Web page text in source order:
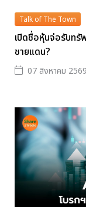
Talk of The Town
เปิดชื่อหุ้นจ่อรับทรั
ชายแดน?
07 สิงหาคม 2569